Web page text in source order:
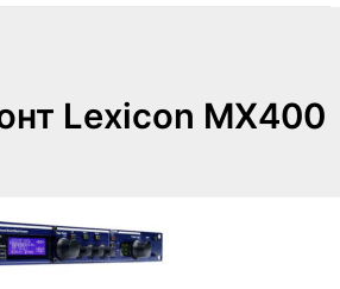
Lexicon MX400